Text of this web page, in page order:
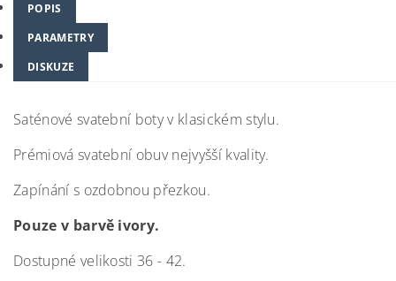
POPIS
PARAMETRY
DISKUZE
Saténové svatební boty v klasickém stylu.
Prémiová svatební obuv nejvyšší kvality.
Zapínání s ozdobnou přezkou.
Pouze v barvě ivory.
Dostupné velikosti 36 - 42.